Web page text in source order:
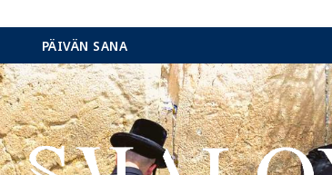
Hyppää
sisältöön
PÄIVÄN SANA